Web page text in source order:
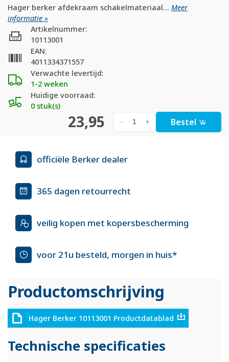
Hager berker afdekraam schakelmateriaal... Meer
informatie »
Verwachte levertijd:
1-2 weken
Huidige voorraad:
0 stuk(s)
Artikelnummer:
10113001
EAN:
4011334371557
23,95 +
- Bestel
officiële Berker dealer
365 dagen retourrecht
veilig kopen met kopersbescherming
voor 21u besteld, morgen in huis*
Productomschrijving
Hager Berker 10113001 Productdatablad
Technische specificaties